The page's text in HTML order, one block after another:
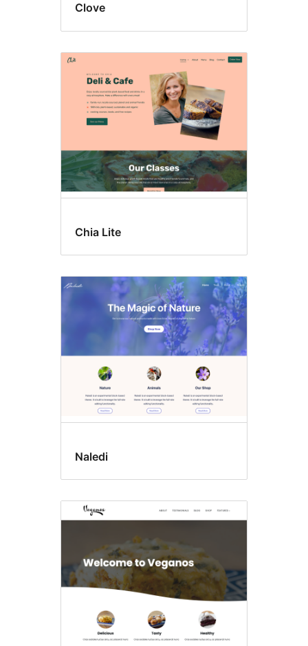
Clove
Chia Lite
Naledi